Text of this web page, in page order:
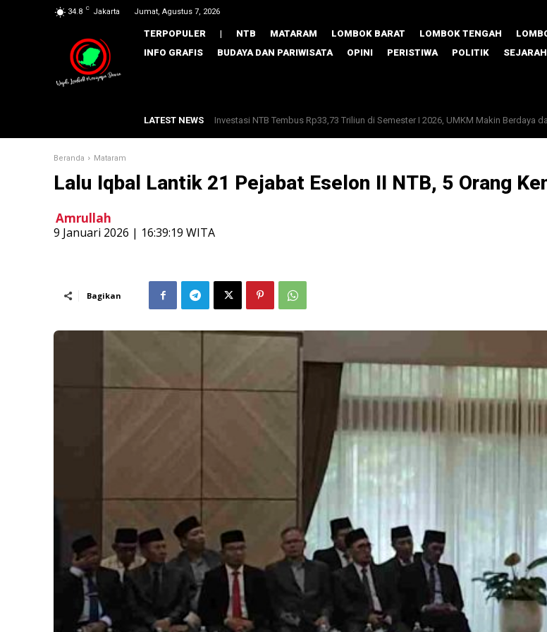
34.8 C Jakarta Jumat, Agustus 7, 2026
TERPOPULER | NTB MATARAM LOMBOK BARAT LOMBOK TENGAH
INFO GRAFIS
BUDAYA DAN PARIWISATA OPINI PERISTIWA POLITIK SEJARAH
LATEST NEWS Investasi NTB Tembus Rp33,73 Triliun di Semester I 2026, UMKM Makin Berdaya dan
Gebrak Rentenir Hingga Porang, Lombok Timur Unjuk Gigi di TPAKD Award 2026
Beranda Mataram
Lalu Iqbal Lantik 21 Pejabat Eselon II NTB, 5 Orang
Amrullah
​9 Januari 2026 | 16:39:19 WITA
Bagikan